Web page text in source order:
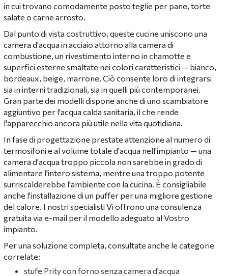
in cui trovano comodamente posto teglie per pane, torte
salate o carne arrosto.
Dal punto di vista costruttivo, queste cucine uniscono una
camera d'acqua in acciaio attorno alla camera di
combustione, un rivestimento interno in chamotte e
superfici esterne smaltate nei colori caratteristici — bianco,
bordeaux, beige, marrone. Ciò consente loro di integrarsi
sia in interni tradizionali, sia in quelli più contemporanei.
Gran parte dei modelli dispone anche di uno scambiatore
aggiuntivo per l'acqua calda sanitaria, il che rende
l'apparecchio ancora più utile nella vita quotidiana.
In fase di progettazione prestate attenzione al numero di
termosifoni e al volume totale d'acqua nell'impianto — una
camera d'acqua troppo piccola non sarebbe in grado di
alimentare l'intero sistema, mentre una troppo potente
surriscalderebbe l'ambiente con la cucina. È consigliabile
anche l'installazione di un puffer per una migliore gestione
del calore. I nostri specialisti Vi offrono una consulenza
gratuita via e-mail per il modello adeguato al Vostro
impianto.
Per una soluzione completa, consultate anche le categorie
correlate:
stufe Prity con forno senza camera d'acqua